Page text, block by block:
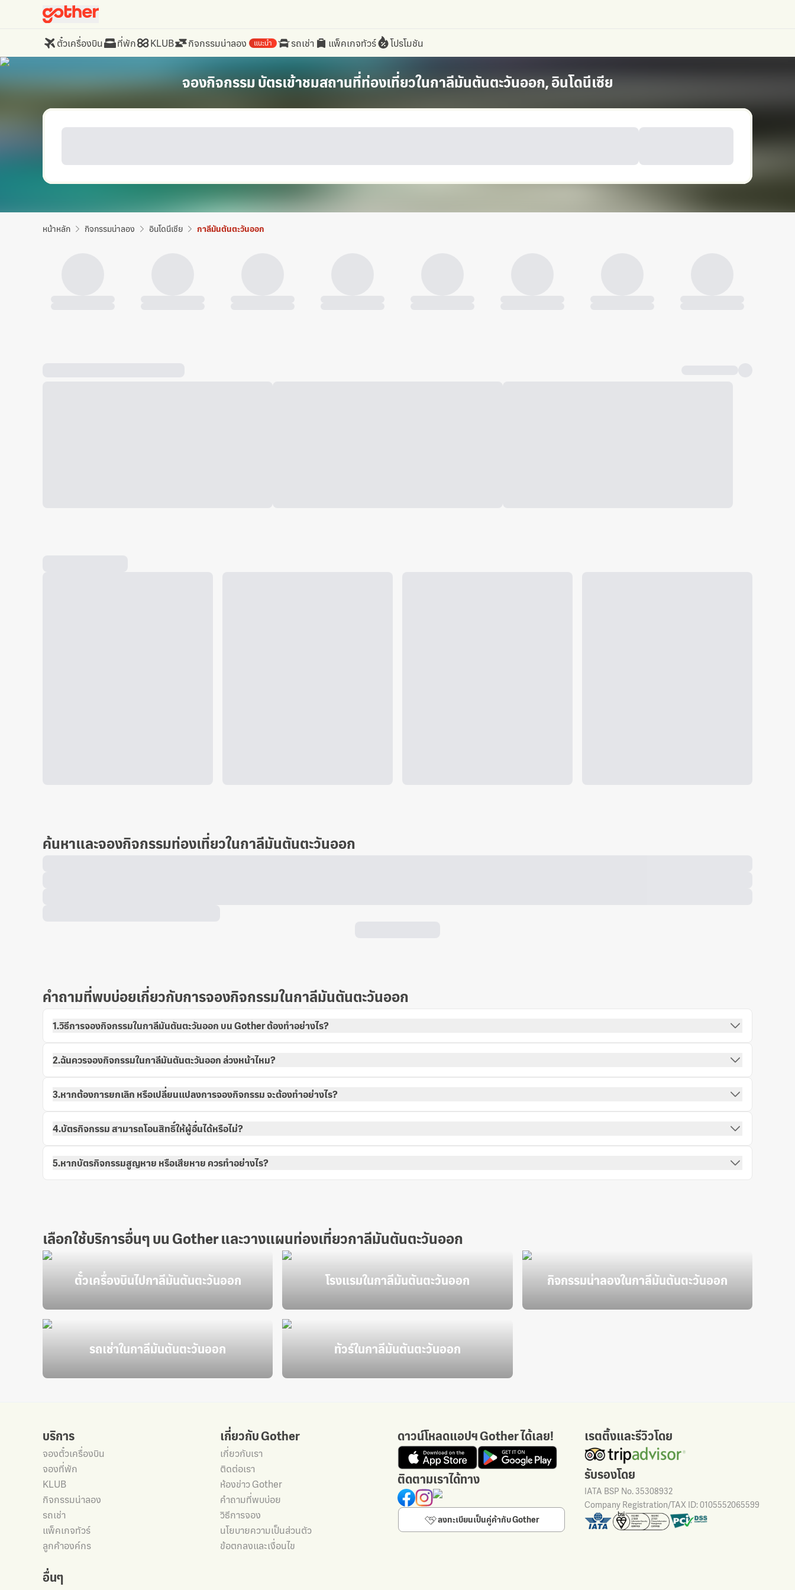
ตั๋วเครื่องบิน ที่พัก KLUB กิจกรรมน่าลอง แนะนำ รถเช่า แพ็คเกจทัวร์ โปรโมชัน
จองกิจกรรม บัตรเข้าชมสถานที่ท่องเที่ยวในกาลีมันตันตะวันออก, อินโดนีเซีย
หน้าหลัก กิจกรรมน่าลอง อินโดนีเซีย กาลีมันตันตะวันออก
ค้นหาและจองกิจกรรมท่องเที่ยวในกาลีมันตันตะวันออก
คำถามที่พบบ่อยเกี่ยวกับการจองกิจกรรมในกาลีมันตันตะวันออก
1.วิธีการจองกิจกรรมในกาลีมันตันตะวันออก บน Gother ต้องทำอย่างไร?
2.ฉันควรจองกิจกรรมในกาลีมันตันตะวันออก ล่วงหน้าไหม?
3.หากต้องการยกเลิก หรือเปลี่ยนแปลงการจองกิจกรรม จะต้องทำอย่างไร?
4.บัตรกิจกรรม สามารถโอนสิทธิ์ให้ผู้อื่นได้หรือไม่?
5.หากบัตรกิจกรรมสูญหาย หรือเสียหาย ควรทำอย่างไร?
เลือกใช้บริการอื่นๆ บน Gother และวางแผนท่องเที่ยวกาลีมันตันตะวันออก
ตั๋วเครื่องบินไปกาลีมันตันตะวันออก โรงแรมในกาลีมันตันตะวันออก กิจกรรมน่าลองในกาลีมันตันตะวันออก
รถเช่าในกาลีมันตันตะวันออก ทัวร์ในกาลีมันตันตะวันออก
บริการ
จองตั๋วเครื่องบิน
จองที่พัก
KLUB
กิจกรรมน่าลอง
รถเช่า
แพ็คเกจทัวร์
ลูกค้าองค์กร
อื่นๆ
เกี่ยวกับ Gother
เกี่ยวกับเรา
ติดต่อเรา
ห้องข่าว Gother
คำถามที่พบบ่อย
วิธีการจอง
นโยบายความเป็นส่วนตัว
ข้อตกลงและเงื่อนไข
ดาวน์โหลดแอปฯ Gother ได้เลย!
ติดตามเราได้ทาง
ลงทะเบียนเป็นคู่ค้ากับ Gother
เรตติ้งและรีวิวโดย
รับรองโดย
IATA BSP No. 35308932
Company Registration/TAX ID: 0105552065599